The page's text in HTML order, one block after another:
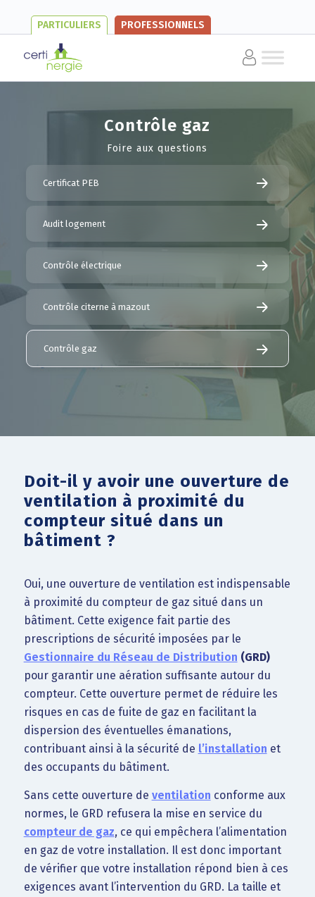
PARTICULIERS PROFESSIONNELS
Contrôle gaz
Foire aux questions
Certificat PEB
Audit logement
Contrôle électrique
Contrôle citerne à mazout
Contrôle gaz
Doit-il y avoir une ouverture de
ventilation à proximité du
compteur situé dans un
bâtiment ?
Oui, une ouverture de ventilation est indispensable
à proximité du compteur de gaz situé dans un
bâtiment. Cette exigence fait partie des
prescriptions de sécurité imposées par le
Gestionnaire du Réseau de Distribution (GRD)
pour garantir une aération suffisante autour du
compteur. Cette ouverture permet de réduire les
risques en cas de fuite de gaz en facilitant la
dispersion des éventuelles émanations,
contribuant ainsi à la sécurité de l’installation et
des occupants du bâtiment.
Sans cette ouverture de ventilation conforme aux
normes, le GRD refusera la mise en service du
compteur de gaz, ce qui empêchera l’alimentation
en gaz de votre installation. Il est donc important
de vérifier que votre installation répond bien à ces
exigences avant l’intervention du GRD. La taille et